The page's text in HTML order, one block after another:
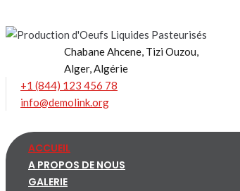
to
Chabane Ahcene, Tizi Ouzou,
Alger, Algérie
+1 (844) 123 456 78
info@demolink.org
ACCUEIL
A PROPOS DE NOUS
GALERIE